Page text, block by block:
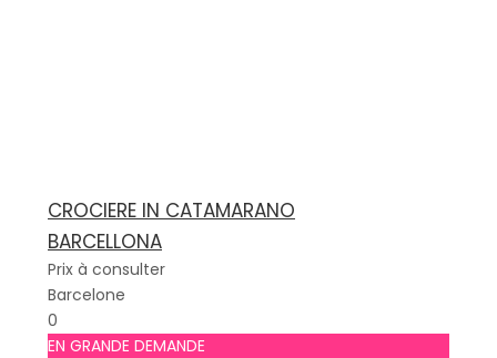
CROCIERE IN CATAMARANO
BARCELLONA
Prix à consulter
Barcelone
0
EN GRANDE DEMANDE